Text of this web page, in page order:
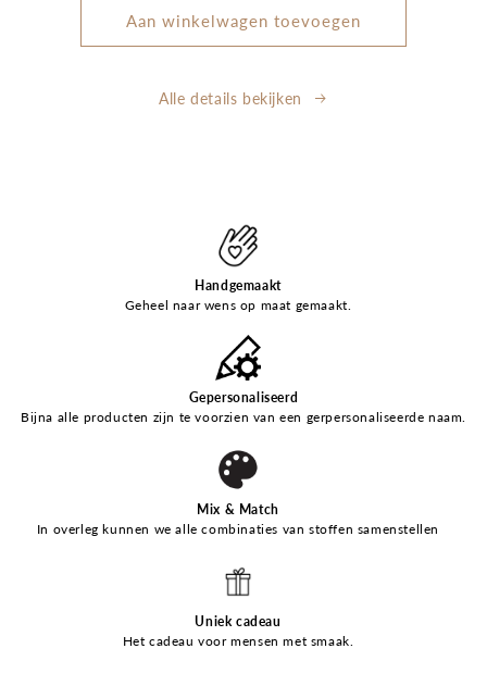
Aan winkelwagen toevoegen
Alle details bekijken
Handgemaakt
Geheel naar wens op maat gemaakt.
Gepersonaliseerd
Bijna alle producten zijn te voorzien van een gerpersonaliseerde naam.
Mix & Match
In overleg kunnen we alle combinaties van stoffen samenstellen
Uniek cadeau
Het cadeau voor mensen met smaak.